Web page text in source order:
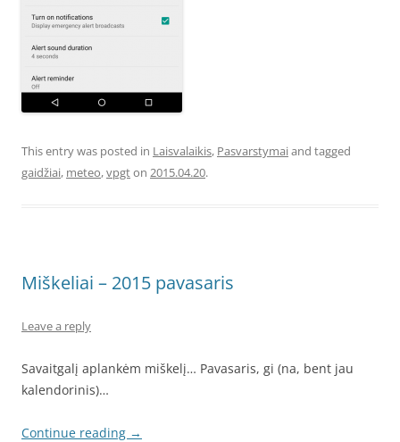
This entry was posted in Laisvalaikis, Pasvarstymaiand tagged
gaidžiai, meteo,vpgton 2015.04.20.
Miškeliai – 2015 pavasaris
Leave a reply
Savaitgalį aplankėm miškelį… Pavasaris, gi (na, bent jau
kalendorinis)…
Continue reading →